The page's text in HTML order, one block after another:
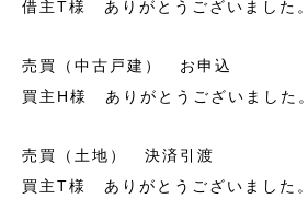
借主T様 ありがとうございました。
売買（中古戸建） お申込
買主H様 ありがとうございました。
売買（土地） 決済引渡
買主T様 ありがとうございました。